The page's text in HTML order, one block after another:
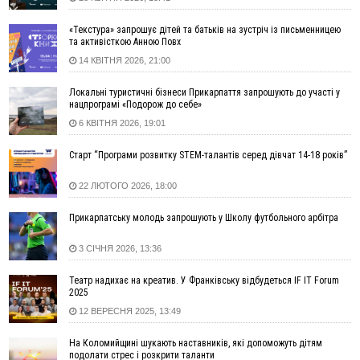
13:30
ФОТО На Надрічній тривають останні приготування до
12:57
У Франківську зафіксували найбільшу спеку за всю історію
спостережень
12:24
Лікування наркоманії Київ: чому важливо розпочати
терапію якомога раніше
тисяч гривень у валюті, засудили до 5 років
11:50
Податкова передасть в Міноборони для "Оберегу" дані про
чоловіків 18–60 років
11:20
Водійка, яку на Сухомлинського побив інший керманич,
відмовилася від обвинувачення — справу закрили
10:45
У Франківську, Коломиї, Долині та Яремче 6 серпня
10:02
Змушував надсилати інтимні фото: на Прикарпатті
затримали підозрюваного у розбещенні малолітньої
09:22
АМКУ розпочав справу проти Гвіздецької селищної ради
через різні ставки земельного податку
«Текстура» запрошує дітей та батьків на зустріч із письменницею
та активісткою Анною Повх
14 КВІТНЯ 2026, 21:00
Локальні туристичні бізнеси Прикарпаття запрошують до участі у
нацпрограмі «Подорож до себе»
6 КВІТНЯ 2026, 19:01
Старт “Програми розвитку STEM-талантів серед дівчат 14-18 років”
22 ЛЮТОГО 2026, 18:00
Прикарпатську молодь запрошують у Школу футбольного арбітра
3 СІЧНЯ 2026, 13:36
Театр надихає на креатив. У Франківську відбудеться IF IT Forum
2025
12 ВЕРЕСНЯ 2025, 13:49
На Коломийщині шукають наставників, які допоможуть дітям
подолати стрес і розкрити таланти